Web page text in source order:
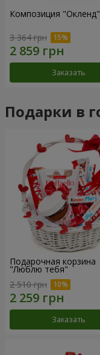
Композиция "Окленд"
3 364 грн
Заказать
Подарки в
Подарочная корзина
"Люблю тебя"
2 510 грн
Заказать